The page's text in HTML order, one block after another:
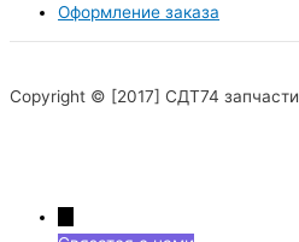
Оформление заказа
Copyright © [2017] СДТ74 запчасти